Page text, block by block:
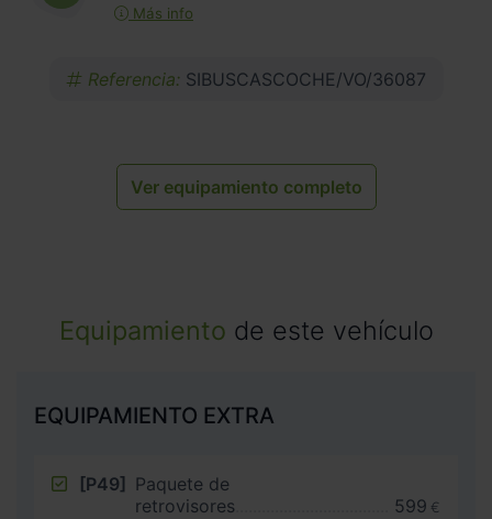
Más info
Referencia: SIBUSCASCOCHE/VO/36087
Ver equipamiento completo
Equipamiento de este vehículo
EQUIPAMIENTO EXTRA
[P49] Paquete de
retrovisores
599 €